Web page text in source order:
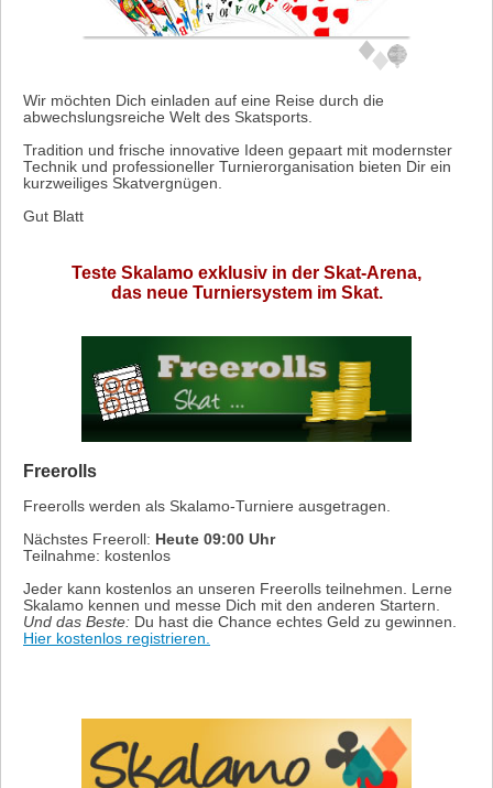
Wir möchten Dich einladen auf eine Reise durch die
abwechslungsreiche Welt des Skatsports.
Tradition und frische innovative Ideen gepaart mit modernster
Technik und professioneller Turnierorganisation bieten Dir ein
kurzweiliges Skatvergnügen.
Gut Blatt
Teste Skalamo exklusiv in der Skat-Arena,
das neue Turniersystem im Skat.
Freerolls
Freerolls werden als Skalamo-Turniere ausgetragen.
Nächstes Freeroll: Heute 09:00 Uhr
Teilnahme: kostenlos
Jeder kann kostenlos an unseren Freerolls teilnehmen. Lerne
Skalamo kennen und messe Dich mit den anderen Startern.
Und das Beste: Du hast die Chance echtes Geld zu gewinnen.
Hier kostenlos registrieren.